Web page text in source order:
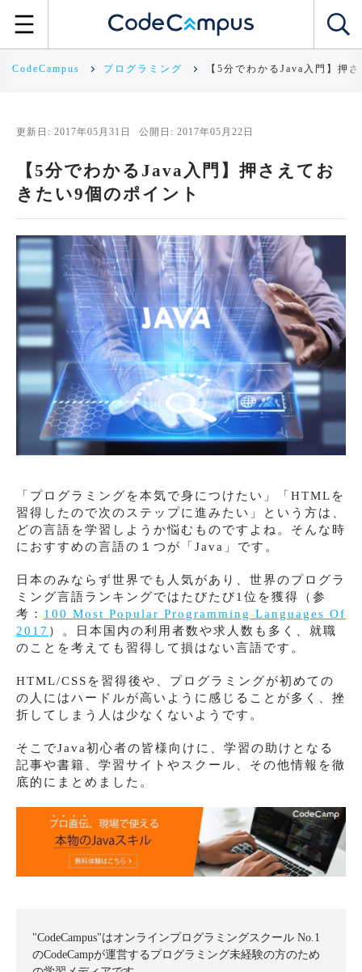
CodeCampus プログラミング 【5分でわかるJava入門】押
更新日: 2017年05月31日 公開日: 2017年05月22日
【5分でわかるJava入門】押さえてお
きたい9個のポイント
「プログラミングを本気で身につけたい」「HTMLを
習得したので次のステップに進みたい」という方は、
どの言語を学習しようか悩むものですよね。そんな時
におすすめの言語の１つが「Java」です。
日本のみならず世界でも人気があり、世界のプログラ
ミング言語ランキングではたびたび1位を獲得（参
考： 100 Most Popular Programming Languages Of
2017 ）。日本国内の利用者数や求人数も多く、就職
のことを考えても習得して損はない言語です。
HTML/CSSを習得後や、プログラミングが初めての
の人にはハードルが高いように感じることが多く、挫
折してしまう人は少なくないようです。
そこでJava初心者の皆様向けに、学習の助けとなる
記事や書籍、学習サイトやスクール、その他情報を徹
底的にまとめました。
"CodeCampus"はオンラインプログラミングスクール No.1
のCodeCampが運営するプログラミング未経験の方のため